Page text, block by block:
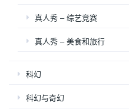
真人秀 – 综艺竞赛
真人秀 – 美食和旅行
科幻
科幻与奇幻